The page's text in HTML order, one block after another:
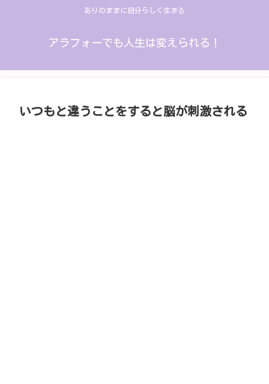
ありのままに自分らしく生きる
アラフォーでも人生は変えられる！
いつもと違うことをすると脳が刺激される